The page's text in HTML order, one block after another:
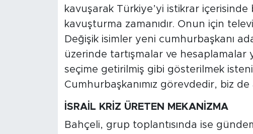
kavuşarak Türkiye’yi istikrar içerisinde
kavuşturma zamanıdır. Onun için
Değişik isimler yeni cumhurbaşkanı
üzerinde tartışmalar ve hesaplamalar
seçime getirilmiş gibi gösterilmek
Cumhurbaşkanımız görevdedir, biz de
İSRAİL KRİZ ÜRETEN MEKANİZMA
Bahçeli, grup toplantısında ise